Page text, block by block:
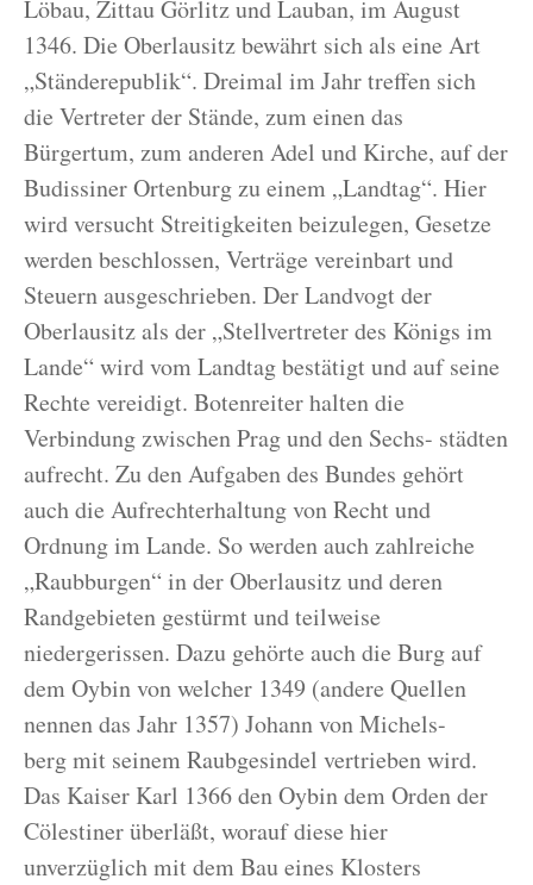
Löbau, Zittau Görlitz und Lauban, im August
1346. Die Oberlausitz bewährt sich als eine Art
„Ständerepublik“. Dreimal im Jahr treffen sich
die Vertreter der Stände, zum einen das
Bürgertum, zum anderen Adel und Kirche, auf der
Budissiner Ortenburg zu einem „Landtag“. Hier
wird versucht Streitigkeiten beizulegen, Gesetze
werden beschlossen, Verträge vereinbart und
Steuern ausgeschrieben. Der Landvogt der
Oberlausitz als der „Stellvertreter des Königs im
Lande“ wird vom Landtag bestätigt und auf seine
Rechte vereidigt. Botenreiter halten die
Verbindung zwischen Prag und den Sechs- städten
aufrecht. Zu den Aufgaben des Bundes gehört
auch die Aufrechterhaltung von Recht und
Ordnung im Lande. So werden auch zahlreiche
„Raubburgen“ in der Oberlausitz und deren
Randgebieten gestürmt und teilweise
niedergerissen. Dazu gehörte auch die Burg auf
dem Oybin von welcher 1349 (andere Quellen
nennen das Jahr 1357) Johann von Michels-
berg mit seinem Raubgesindel vertrieben wird.
Das Kaiser Karl 1366 den Oybin dem Orden der
Cölestiner überläßt, worauf diese hier
unverzüglich mit dem Bau eines Klosters